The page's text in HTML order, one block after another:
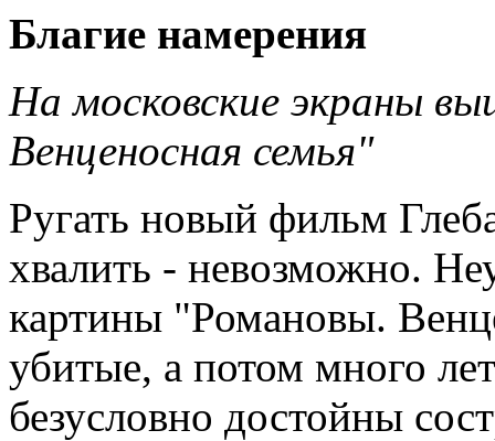
Благие намерения
На московские экраны
Венценосная семья"
Ругать новый фильм
хвалить - невозможно.
картины "Романовы.
убитые, а потом много
безусловно достойны